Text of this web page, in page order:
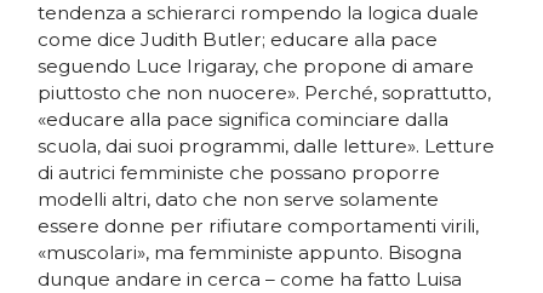
tendenza a schierarci rompendo la logica duale
come dice Judith Butler; educare alla pace
seguendo Luce Irigaray, che propone di amare
piuttosto che non nuocere». Perché, soprattutto,
«educare alla pace significa cominciare dalla
scuola, dai suoi programmi, dalle letture». Letture
di autrici femministe che possano proporre
modelli altri, dato che non serve solamente
essere donne per rifiutare comportamenti virili,
«muscolari», ma femministe appunto. Bisogna
dunque andare in cerca – come ha fatto Luisa